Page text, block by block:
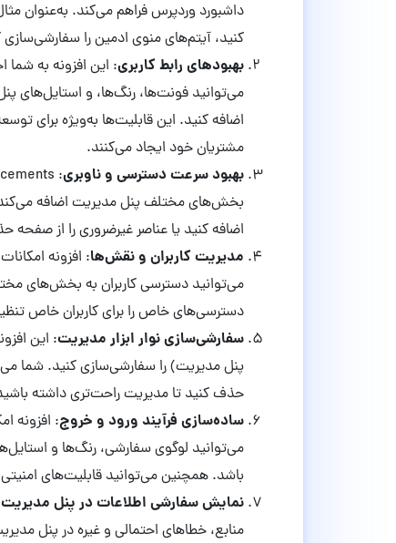
داشبورد وردپرس فراهم می‌کند. به‌عنوان
کنید، آیتم‌های منوی ادمین را
بهبودهای رابط کاربری: این افزونه به شما
می‌توانید فونت‌ها، رنگ‌ها، و استایل‌های
اضافه کنید. این قابلیت‌ها به‌ویژه برای
مشتریان خود ایجاد می‌کنند.
بهبود سرعت دسترسی و ناوبری
بخش‌های مختلف پنل مدیریت اضافه می‌کند.
اضافه کنید یا عناصر غیرضروری را از
مدیریت کاربران و نقش‌ها: افزونه
می‌توانید دسترسی کاربران به بخش‌های
دسترسی‌های خاص را برای کاربران خاص
سفارشی‌سازی نوار ابزار مدیریت: این
پنل مدیریت) را سفارشی‌سازی کنید. شما
حذف کنید تا مدیریت راحت‌تری داشته
ساده‌سازی فرآیند ورود و خروج: افزونه
می‌توانید لوگوی سفارشی، رنگ‌ها و
باشد. همچنین می‌توانید قابلیت‌های
نمایش سفارشی اطلاعات در پنل مدیریت
منابع، خطاهای احتمالی و غیره در پنل